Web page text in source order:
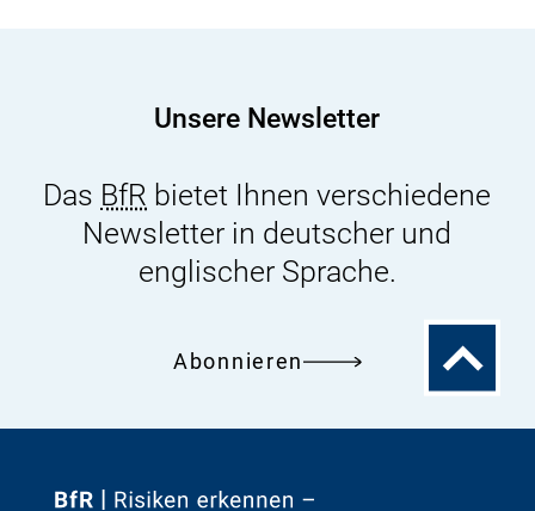
Unsere Newsletter
Das BfR bietet Ihnen verschiedene
Newsletter in deutscher und
englischer Sprache.
Abonnieren
Zum